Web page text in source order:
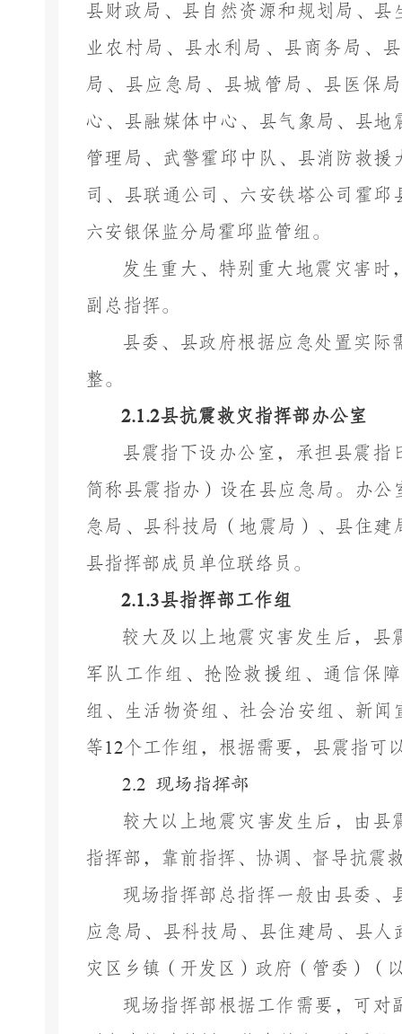
县财政局、县自然资源和规划局、
业农村局、县水利局、县商务局、
局、县应急局、县城管局、县医保
心、县融媒体中心、县气象局、县
管理局、武警霍邱中队、县消防救
司、县联通公司、六安铁塔公司霍
六安银保监分局霍邱监管组。
发生重大、特别重大地震灾害
副总指挥。
县委、县政府根据应急处置实
整。
2.1.2县抗震救灾指挥部办公室
县震指下设办公室，承担县震
简称县震指办）设在县应急局。办
急局、县科技局（地震局）、县住
县指挥部成员单位联络员。
2.1.3县指挥部工作组
较大及以上地震灾害发生后，
军队工作组、抢险救援组、通信保
组、生活物资组、社会治安组、新
等12个工作组，根据需要，县震指可
2.2 现场指挥部
较大以上地震灾害发生后， 由 县
指挥部，靠前指挥、协调、督导抗震
现场指挥部 总指挥一般由 县委、
应急局、
县科技局、县住建局、县人
灾区乡镇 （ 开发区 ）政府（ 管委 ）（
现场指挥部根据工作需要 ，可对